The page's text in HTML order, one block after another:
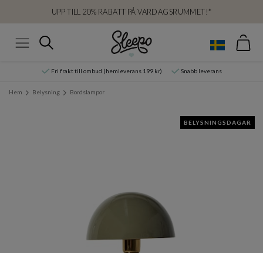
UPP TILL 20% RABATT PÅ VARDAGSRUMMET!*
Sök
Fri frakt till ombud (hemleverans 199 kr) Snabb leverans
Hem Belysning Bordslampor
BELYSNINGSDAGAR